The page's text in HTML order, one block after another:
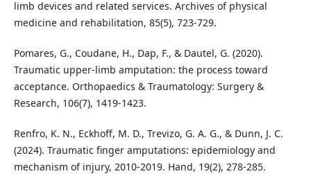
limb devices and related services. Archives of physical
medicine and rehabilitation, 85(5), 723-729.
Pomares, G., Coudane, H., Dap, F., & Dautel, G. (2020).
Traumatic upper-limb amputation: the process toward
acceptance. Orthopaedics & Traumatology: Surgery &
Research, 106(7), 1419-1423.
Renfro, K. N., Eckhoff, M. D., Trevizo, G. A. G., & Dunn, J. C.
(2024). Traumatic finger amputations: epidemiology and
mechanism of injury, 2010-2019. Hand, 19(2), 278-285.